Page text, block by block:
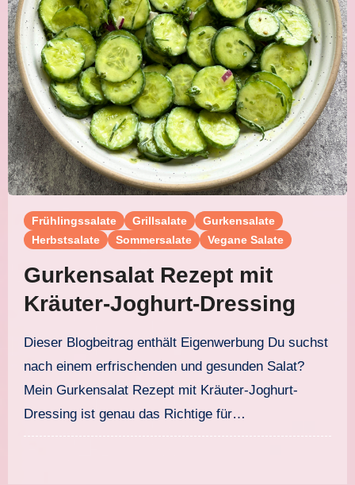
Frühlingssalate Grillsalate
Gurkensalate
Herbstsalate
Sommersalate Vegane Salate
Gurkensalat Rezept mit
Kräuter-Joghurt-Dressing
Dieser Blogbeitrag enthält Eigenwerbung Du suchst
nach einem erfrischenden und gesunden Salat?
Mein Gurkensalat Rezept mit Kräuter-Joghurt-
Dressing ist genau das Richtige für…